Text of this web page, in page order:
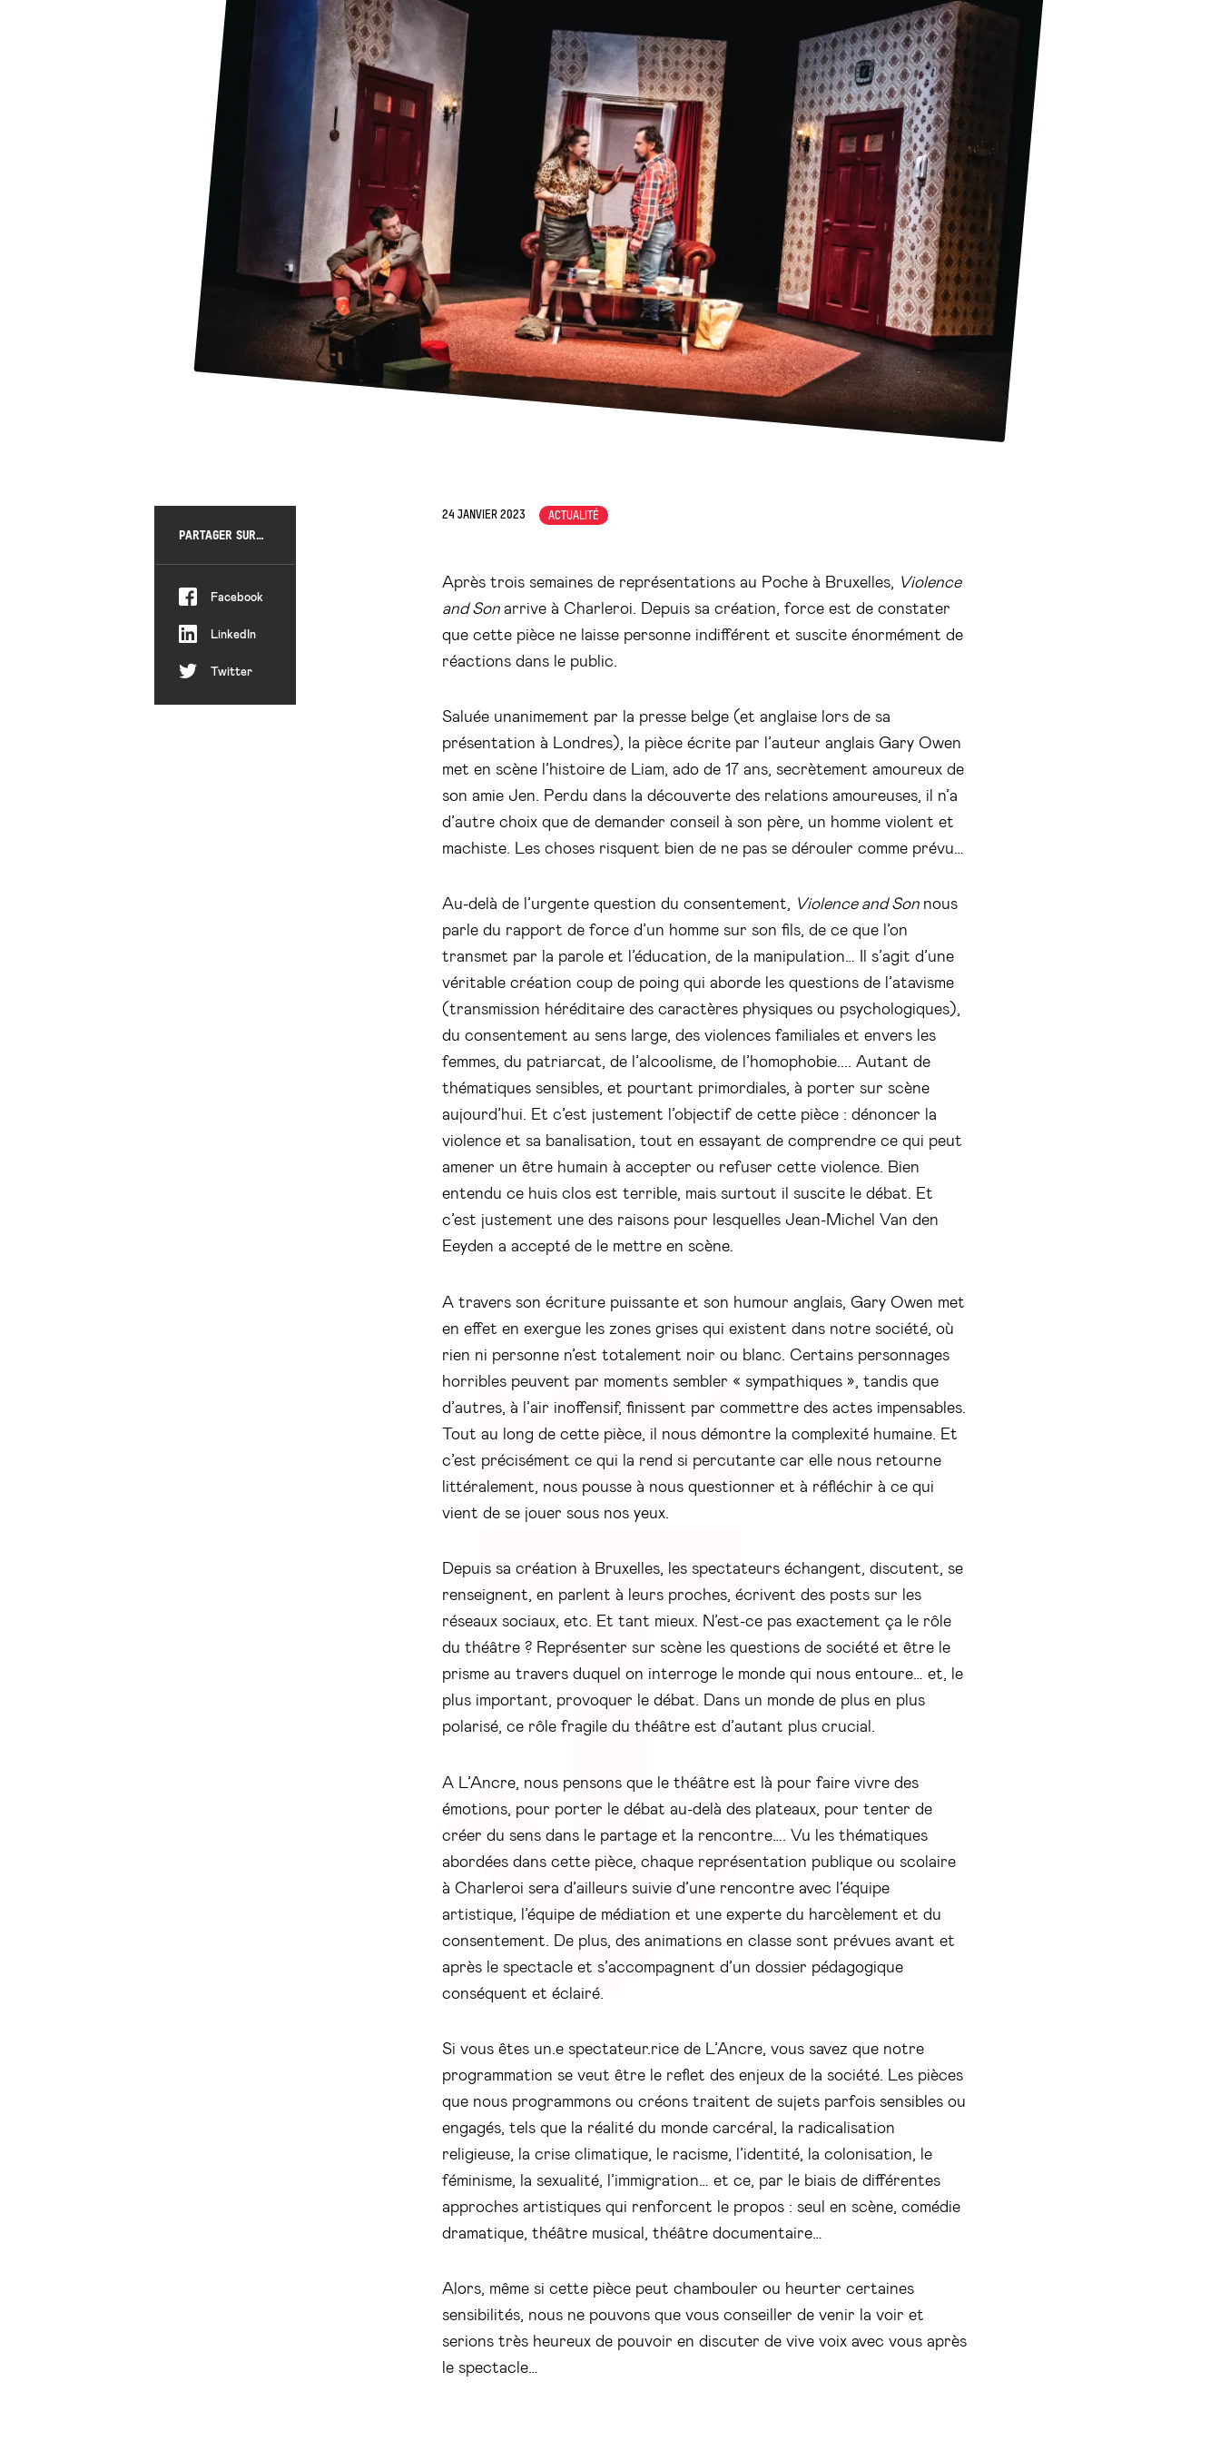
24 JANVIER 2023 ACTUALITÉ
PARTAGER SUR…
Facebook
Partager
LinkedIn
Partager
Twitter
Partager
Après trois semaines de représentations au Poche à Bruxelles, Violence
and Sonarrive à Charleroi. Depuis sa création, force est de constater
que cette pièce ne laisse personne indifférent et suscite énormément de
réactions dans le public.
Saluée unanimement par la presse belge (et anglaise lors de sa
présentation à Londres), la pièce écrite par l’auteur anglais Gary Owen
met en scène l’histoire de Liam, ado de 17 ans, secrètement amoureux de
son amie Jen. Perdu dans la découverte des relations amoureuses, il n’a
d’autre choix que de demander conseil à son père, un homme violent et
machiste. Les choses risquent bien de ne pas se dérouler comme prévu…
Au-delà de l’urgente question du consentement, Violence and Son nous
parle du rapport de force d’un homme sur son fils, de ce que l’on
transmet par la parole et l’éducation, de la manipulation… Il s’agit d’une
véritable création coup de poing qui aborde les questions de l’atavisme
(transmission héréditaire des caractères physiques ou psychologiques),
du consentement au sens large, des violences familiales et envers les
femmes, du patriarcat, de l’alcoolisme, de l’homophobie.... Autant de
thématiques sensibles, et pourtant primordiales, à porter sur scène
aujourd’hui. Et c’est justement l’objectif de cette pièce : dénoncer la
violence et sa banalisation, tout en essayant de comprendre ce qui peut
amener un être humain à accepter ou refuser cette violence. Bien
entendu ce huis clos est terrible, mais surtout il suscite le débat. Et
c’est justement une des raisons pour lesquelles Jean-Michel Van den
Eeyden a accepté de le mettre en scène.
A travers son écriture puissante et son humour anglais, Gary Owen met
en effet en exergue les zones grises qui existent dans notre société, où
rien ni personne n’est totalement noir ou blanc. Certains personnages
horribles peuvent par moments sembler « sympathiques », tandis que
d’autres, à l’air inoffensif, finissent par commettre des actes impensables.
Tout au long de cette pièce, il nous démontre la complexité humaine. Et
c’est précisément ce qui la rend si percutante car elle nous retourne
littéralement, nous pousse à nous questionner et à réfléchir à ce qui
vient de se jouer sous nos yeux.
Depuis sa création à Bruxelles, les spectateurs échangent, discutent, se
renseignent, en parlent à leurs proches, écrivent des posts sur les
réseaux sociaux, etc. Et tant mieux. N’est-ce pas exactement ça le rôle
du théâtre ? Représenter sur scène les questions de société et être le
prisme au travers duquel on interroge le monde qui nous entoure… et, le
plus important, provoquer le débat. Dans un monde de plus en plus
polarisé, ce rôle fragile du théâtre est d’autant plus crucial.
A L’Ancre, nous pensons que le théâtre est là pour faire vivre des
émotions, pour porter le débat au-delà des plateaux, pour tenter de
créer du sens dans le partage et la rencontre…. Vu les thématiques
abordées dans cette pièce, chaque représentation publique ou scolaire
à Charleroi sera d’ailleurs suivie d’une rencontre avec l’équipe
artistique, l’équipe de médiation et une experte du harcèlement et du
consentement. De plus, des animations en classe sont prévues avant et
après le spectacle et s’accompagnent d’un dossier pédagogique
conséquent et éclairé.
Si vous êtes un.e spectateur.rice de L’Ancre, vous savez que notre
programmation se veut être le reflet des enjeux de la société. Les pièces
que nous programmons ou créons traitent de sujets parfois sensibles ou
engagés, tels que la réalité du monde carcéral, la radicalisation
religieuse, la crise climatique, le racisme, l’identité, la colonisation, le
féminisme, la sexualité, l’immigration… et ce, par le biais de différentes
approches artistiques qui renforcent le propos : seul en scène, comédie
dramatique, théâtre musical, théâtre documentaire…
Alors, même si cette pièce peut chambouler ou heurter certaines
sensibilités, nous ne pouvons que vous conseiller de venir la voir et
serions très heureux de pouvoir en discuter de vive voix avec vous après
le spectacle…